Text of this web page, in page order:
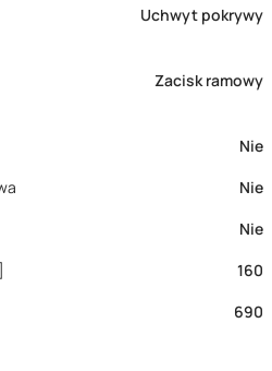
Uchwyt pokrywy
Zacisk ramowy
Nie
Nie
Nie
160
690